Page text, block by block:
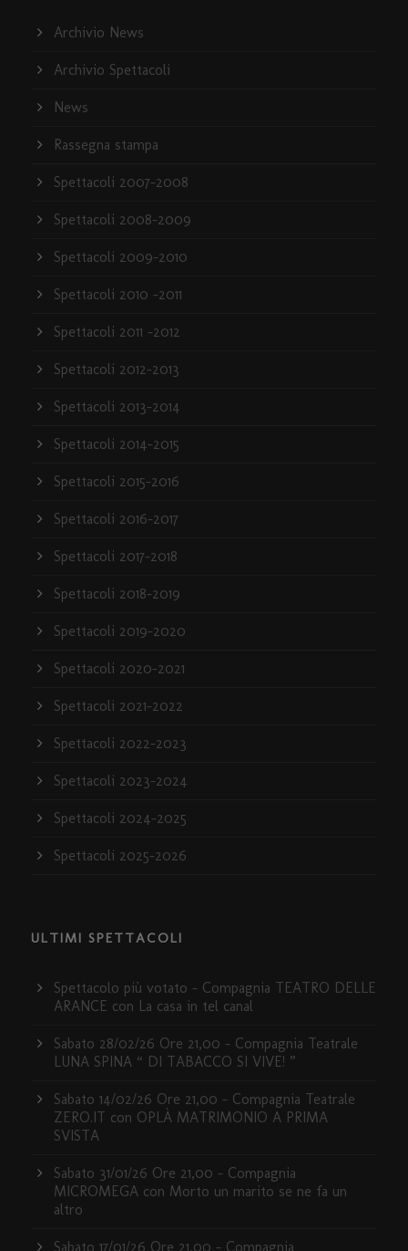
Archivio News
Archivio Spettacoli
News
Rassegna stampa
Spettacoli 2007-2008
Spettacoli 2008-2009
Spettacoli 2009-2010
Spettacoli 2010 -2011
Spettacoli 2011 -2012
Spettacoli 2012-2013
Spettacoli 2013-2014
Spettacoli 2014-2015
Spettacoli 2015-2016
Spettacoli 2016-2017
Spettacoli 2017-2018
Spettacoli 2018-2019
Spettacoli 2019-2020
Spettacoli 2020-2021
Spettacoli 2021-2022
Spettacoli 2022-2023
Spettacoli 2023-2024
Spettacoli 2024-2025
Spettacoli 2025-2026
ULTIMI SPETTACOLI
Spettacolo più votato – Compagnia TEATRO DELLE
ARANCE con La casa in tel canal
Sabato 28/02/26 Ore 21,00 – Compagnia Teatrale
LUNA SPINA “ DI TABACCO SI VIVE! ”
Sabato 14/02/26 Ore 21,00 – Compagnia Teatrale
ZERO.IT con OPLÀ MATRIMONIO A PRIMA
SVISTA
Sabato 31/01/26 Ore 21,00 – Compagnia
MICROMEGA con Morto un marito se ne fa un
altro
Sabato 17/01/26 Ore 21,00 – Compagnia